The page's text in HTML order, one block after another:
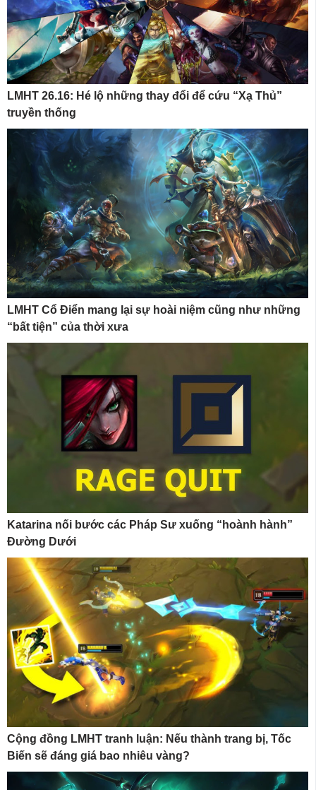
LMHT 26.16: Hé lộ những thay đổi để cứu “Xạ Thủ”
truyền thống
LMHT Cổ Điển mang lại sự hoài niệm cũng như những
“bất tiện” của thời xưa
Katarina nối bước các Pháp Sư xuống “hoành hành”
Đường Dưới
Cộng đồng LMHT tranh luận: Nếu thành trang bị, Tốc
Biến sẽ đáng giá bao nhiêu vàng?